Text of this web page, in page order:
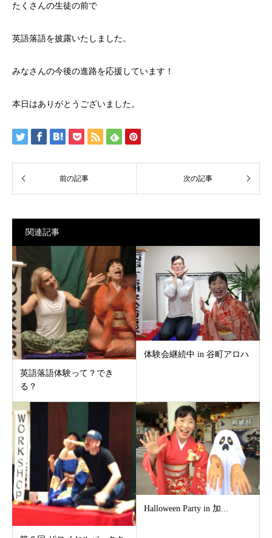
たくさんの生徒の前で
英語落語を披露いたしました。
みなさんの今後の進路を応援しています！
本日はありがとうございました。
関連記事
英語落語体験って？でき
る？
体験会継続中 in 谷町アロハ
Halloween Party in 加...